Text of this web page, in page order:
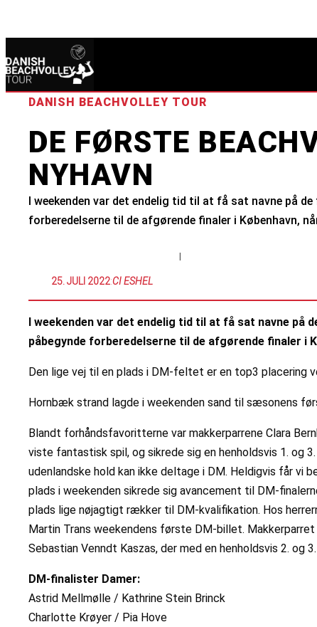
DANISH BEACHVOLLEY TOUR
DE FØRSTE
NYHAVN
I weekenden var det endelig tid til at få sat navne på
forberedelserne til de afgørende finaler i København,
25. JULI 2022:CI ESHEL
I weekenden var det endelig tid til at få sat navne på
påbegynde forberedelserne til de afgørende finaler i
Den lige vej til en plads i DM-feltet er en top3 placering
Hornbæk strand lagde i weekenden sand til sæsonens
Blandt forhåndsfavoritterne var makkerparrene Clara
viste fantastisk spil, og sikrede sig en henholdsvis 1. og
udenlandske hold kan ikke deltage i DM. Heldigvis får vi
plads i weekenden sikrede sig avancement til DM-
plads lige nøjagtigt rækker til DM-kvalifikation. Hos
Martin Trans weekendens første DM-billet.
Sebastian Venndt Kaszas, der med en henholdsvis 2.
DM-finalister Damer:
Astrid Mellmølle / Kathrine Stein Brinck
Charlotte Krøyer / Pia Hove